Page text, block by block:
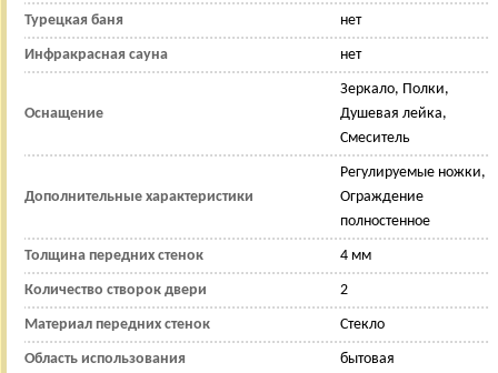
Турецкая баня нет
Инфракрасная сауна нет
Оснащение
Зеркало, Полки,
Душевая лейка,
Смеситель
Дополнительные характеристики
Регулируемые ножки,
Ограждение
полностенное
Толщина передних стенок 4 мм
Количество створок двери 2
Материал передних стенок Стекло
Область использования бытовая